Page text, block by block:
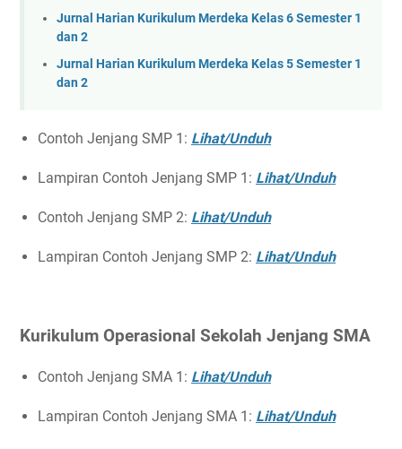
Jurnal Harian Kurikulum Merdeka Kelas 6 Semester 1
dan 2
Jurnal Harian Kurikulum Merdeka Kelas 5 Semester 1
dan 2
Contoh Jenjang SMP 1: Lihat/Unduh
Lampiran Contoh Jenjang SMP 1: Lihat/Unduh
Contoh Jenjang SMP 2: Lihat/Unduh
Lampiran Contoh Jenjang SMP 2: Lihat/Unduh
Kurikulum Operasional Sekolah Jenjang SMA
Contoh Jenjang SMA 1: Lihat/Unduh
Lampiran Contoh Jenjang SMA 1: Lihat/Unduh